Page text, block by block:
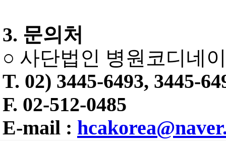
3. 문의처
○ 사단법인 병원코디네
T. 02) 3445-6493, 3445-
F. 02-512-0485
E-mail :